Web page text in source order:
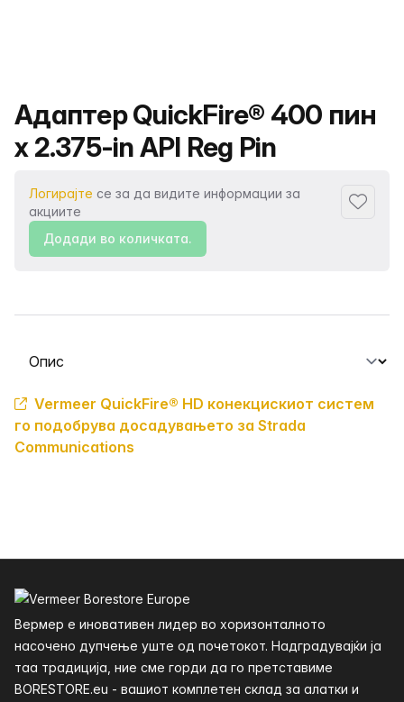
Име на производот
Адаптер QuickFire® 400 пин
x 2.375-in API Reg Pin
Логирајте се за да видите информации за
акциите
Додади во количката.
Изберете таб
Vermeer QuickFire® HD конекцискиот систем
го подобрува досадувањето за Strada
Communications
Вермер е иновативен лидер во хоризонталното
насочено дупчење уште од почетокот. Надградувајќи ја
таа традиција, ние сме горди да го претставиме
BORESTORE.eu - вашиот комплетен склад за алатки и